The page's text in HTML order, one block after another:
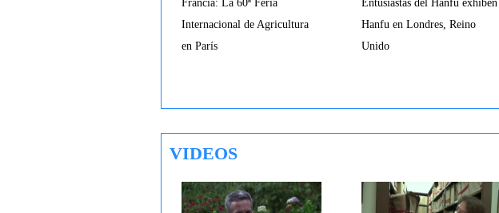
Francia: La 60ª Feria
Internacional de Agricultura
en París
Entusiastas del Hanfu exhiben
Hanfu en Londres, Reino
Unido
VIDEOS